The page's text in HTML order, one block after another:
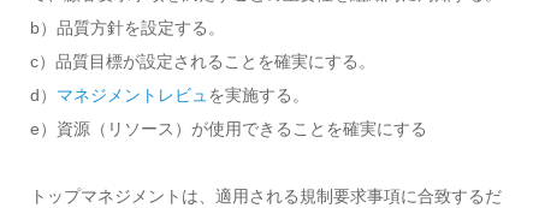
b）品質方針を設定する。
c）品質目標が設定されることを確実にする。
d） マネジメントレビュ を実施する。
e）資源（リソース）が使用できることを確実にする
トップマネジメントは、適用される規制要求事項に合致するだ